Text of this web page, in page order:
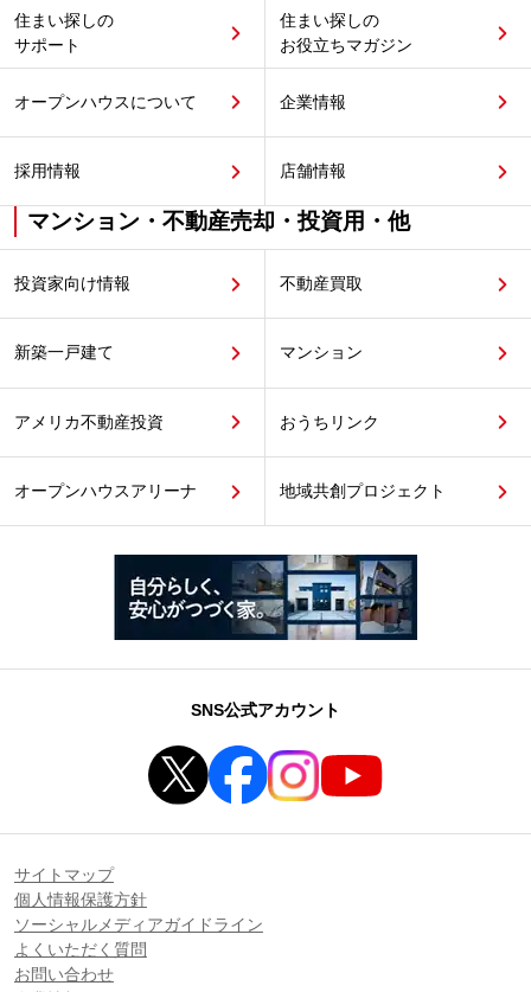
住まい探しの
サポート
住まい探しの
お役立ちマガジン
オープンハウスについて 企業情報
採用情報 店舗情報
マンション・不動産売却・投資用・他
投資家向け情報 不動産買取
新築一戸建て マンション
アメリカ不動産投資 おうちリンク
オープンハウスアリーナ 地域共創プロジェクト
SNS公式アカウント
サイトマップ
個人情報保護方針
ソーシャルメディアガイドライン
よくいただく質問
お問い合わせ